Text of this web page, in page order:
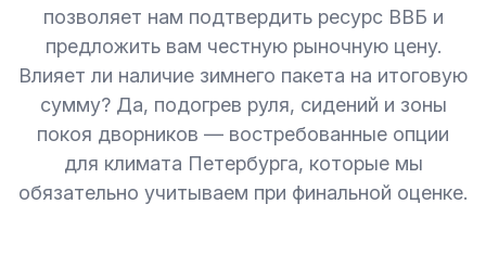
позволяет нам подтвердить ресурс ВВБ и
предложить вам честную рыночную цену.
Влияет ли наличие зимнего пакета на итоговую
сумму? Да, подогрев руля, сидений и зоны
покоя дворников — востребованные опции
для климата Петербурга, которые мы
обязательно учитываем при финальной оценке.